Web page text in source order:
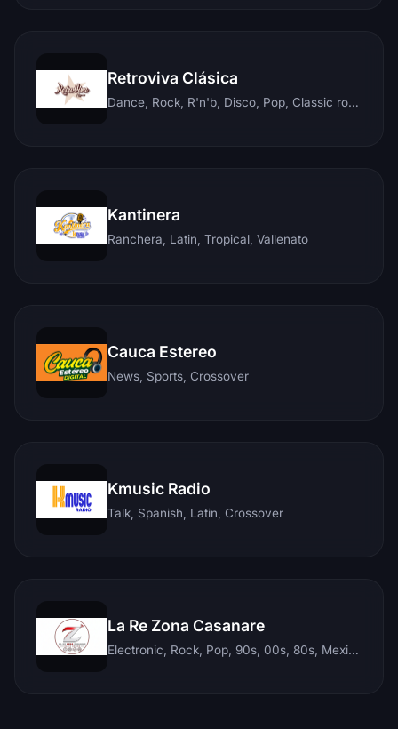
Retroviva Clásica
Dance, Rock, R'n'b, Disco, Pop, Classic rock, Techno, Reggae
Kantinera
Ranchera, Latin, Tropical, Vallenato
Cauca Estereo
News, Sports, Crossover
Kmusic Radio
Talk, Spanish, Latin, Crossover
La Re Zona Casanare
Electronic, Rock, Pop, 90s, 00s, 80s, Mexican, Ranchera, Reggaeton, Instrumental, Salsa, Merengue, Tropical, Romantic, Vallenato, Llanera